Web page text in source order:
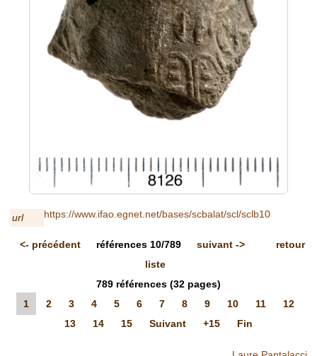
url https://www.ifao.egnet.net/bases/scbalat/scl/sclb10
<- précédent références10/789 suivant->
retour
liste
789 références (32 pages)
1
2 3 4 5 6 7 8 9 10 11
12
13
14 15 Suivant +15 Fin